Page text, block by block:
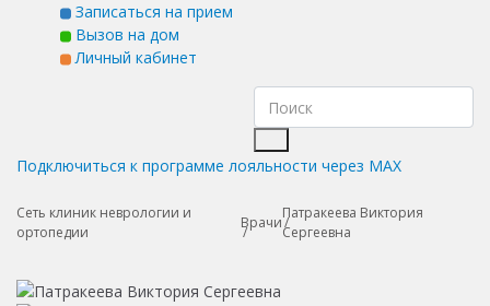
Записаться на прием
Вызов на дом
Личный кабинет
Подключиться к программе лояльности через MAX
Сеть клиник неврологии и
ортопедии
Врачи
Патракеева Виктория
Сергеевна